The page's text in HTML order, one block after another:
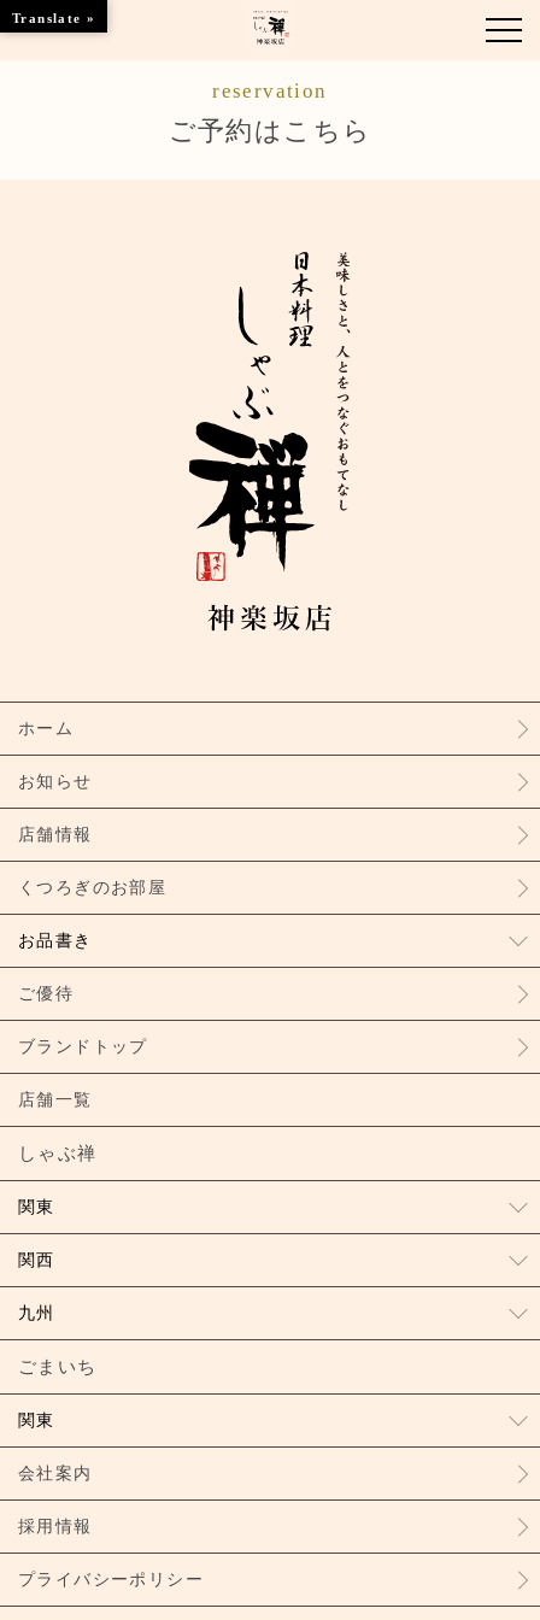
ご優待
店舗情報
ブランドトップ
ご予約はこちら
reservation
ご予約はこちら
ホーム
お知らせ
店舗情報
くつろぎのお部屋
お品書き
ご優待
ブランドトップ
店舗一覧
しゃぶ禅
関東
関西
九州
ごまいち
関東
会社案内
採用情報
プライバシーポリシー
Translate »